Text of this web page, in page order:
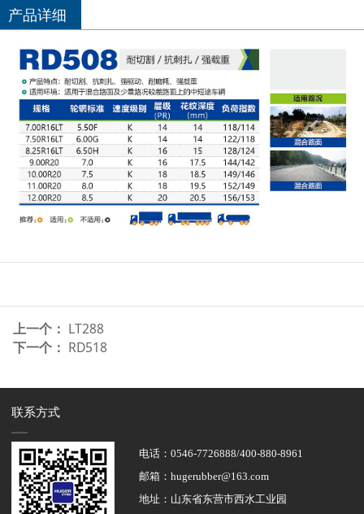
产品详细
上一个： LT288
下一个： RD518
联系方式
电话：0546-7726888/400-880-8961
邮箱：hugerubber@163.com
地址：山东省东营市西水工业园